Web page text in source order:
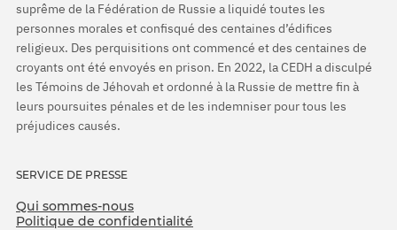
suprême de la Fédération de Russie a liquidé toutes les
personnes morales et confisqué des centaines d’édifices
religieux. Des perquisitions ont commencé et des centaines de
croyants ont été envoyés en prison. En 2022, la CEDH a disculpé
les Témoins de Jéhovah et ordonné à la Russie de mettre fin à
leurs poursuites pénales et de les indemniser pour tous les
préjudices causés.
SERVICE DE PRESSE
Qui sommes-nous
Politique de confidentialité